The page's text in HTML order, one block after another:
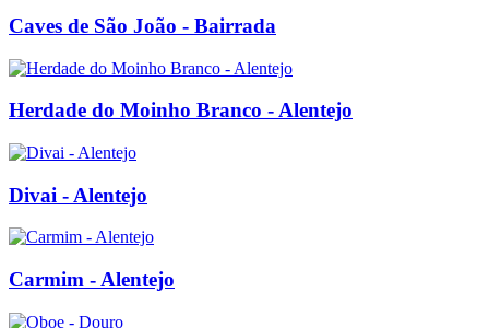
Caves de São João - Bairrada
Herdade do Moinho Branco - Alentejo
Divai - Alentejo
Carmim - Alentejo